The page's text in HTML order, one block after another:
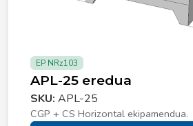
EP NRz103
APL-25 eredua
SKU: APL-25
CGP + CS Horizontal ekipamendua.